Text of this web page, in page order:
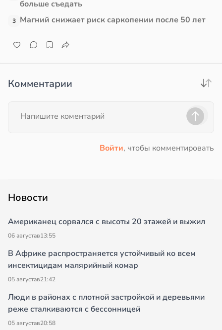
больше съедать
3 Магний снижает риск саркопении после 50 лет
Комментарии
Войти, чтобы комментировать
Новости
Американец сорвался с высоты 20 этажей и выжил
06 августав13:55
В Африке распространяется устойчивый ко всем
инсектицидам малярийный комар
05 августав21:42
Люди в районах с плотной застройкой и деревьями
реже сталкиваются с бессонницей
05 августав20:58